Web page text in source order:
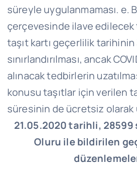
süreyle uygulanmaması. e.
çerçevesinde ilave edilecek
taşıt kartı geçerlilik tarihinin
sınırlandırılması, ancak
alınacak tedbirlerin
konusu taşıtlar için verilen
süresinin de ücretsiz olarak
21.05.2020 tarihli, 28599
Oluru ile bildirilen